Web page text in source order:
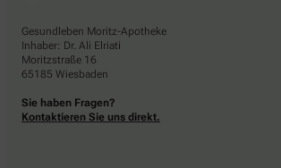
Gesundleben Moritz-Apotheke
Inhaber: Dr. Ali Elriati
Moritzstraße 16
65185 Wiesbaden
Sie haben Fragen?
Kontaktieren Sie uns direkt.